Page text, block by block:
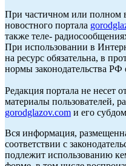
При частичном или полном
новостного портала
также теле-
При использовании в
на ресурс обязательна, в
нормы законодательства
Редакция портала не несет
материалы пользователей,
gorodglazov.com и его
Вся информация,
соответствии с
подлежит использованию